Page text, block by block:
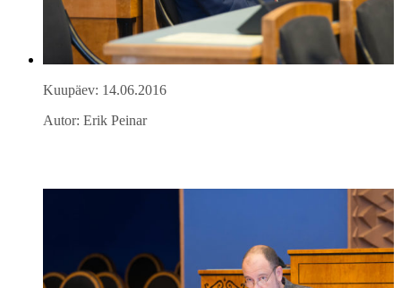
Kuupäev: 14.06.2016
Autor: Erik Peinar